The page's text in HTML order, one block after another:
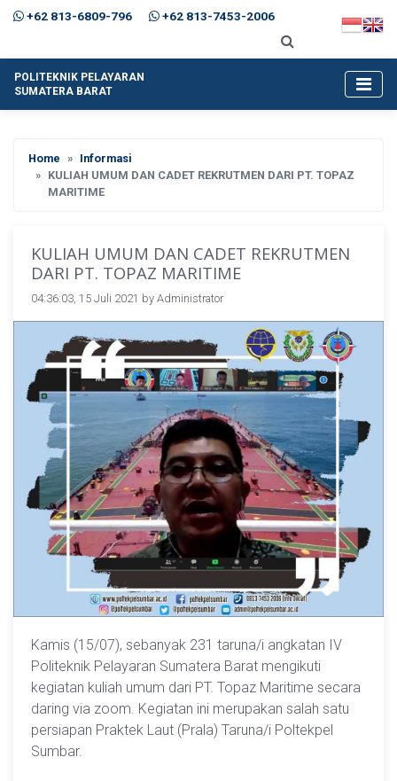
+62 813-6809-796 +62 813-7453-2006
POLITEKNIK PELAYARAN
SUMATERA BARAT
Home
Informasi
KULIAH UMUM DAN CADET REKRUTMEN DARI PT. TOPAZ
MARITIME
KULIAH UMUM DAN CADET REKRUTMEN
DARI PT. TOPAZ MARITIME
04:36:03, 15 Juli 2021 by Administrator
Kamis (15/07), sebanyak 231 taruna/i angkatan IV
Politeknik Pelayaran Sumatera Barat mengikuti
kegiatan kuliah umum dari PT. Topaz Maritime secara
daring via zoom. Kegiatan ini merupakan salah satu
persiapan Praktek Laut (Prala) Taruna/i Poltekpel
Sumbar.